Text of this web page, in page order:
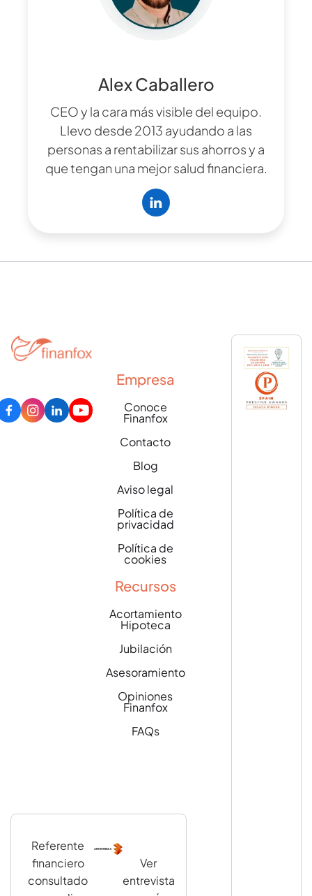
Alex Caballero
CEO y la cara más visible del equipo.
Llevo desde 2013 ayudando a las
personas a rentabilizar sus ahorros y a
que tengan una mejor salud financiera.
Empresa
Conoce
Finanfox
Contacto
Blog
Aviso legal
Política de
privacidad
Política de
cookies
Recursos
Acortamiento
Hipoteca
Jubilación
Asesoramiento
Opiniones
Finanfox
FAQs
Referente
financiero
consultado
Ver
entrevista